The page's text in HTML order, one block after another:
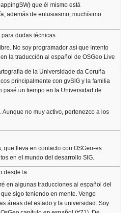
que él mismo está
además de entusiasmo, muchísimo
dudas técnicas.
No soy programador así que intento
la traducción al español de OSGeo Live
de la Universidade da Coruña
principalmente con gvSIG y la familia
pasé un tiempo en la Universidad de
no muy activo, pertenezco a los
que lleva en contacto con OSGeo-es
en el mundo del desarrollo SIG.
desde la
en algunas traducciones al español del
sigo teniendo en mente. Vengo
áreas del estado y la universidad. Soy